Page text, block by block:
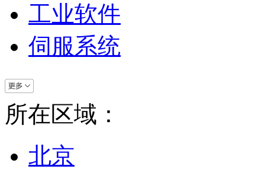
工业软件
伺服系统
所在区域：
北京